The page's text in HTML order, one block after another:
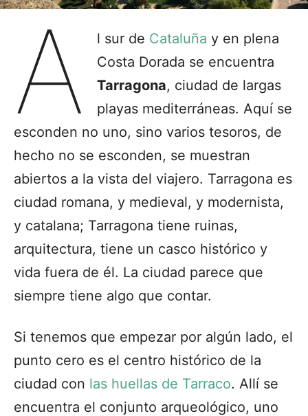
A l sur de Cataluña y en plena
Costa Dorada se encuentra
Tarragona, ciudad de largas
playas mediterráneas. Aquí se
esconden no uno, sino varios tesoros, de
hecho no se esconden, se muestran
abiertos a la vista del viajero. Tarragona es
ciudad romana, y medieval, y modernista,
y catalana; Tarragona tiene ruinas,
arquitectura, tiene un casco histórico y
vida fuera de él. La ciudad parece que
siempre tiene algo que contar.
Si tenemos que empezar por algún lado, el
punto cero es el centro histórico de la
ciudad con las huellas de Tarraco. Allí se
encuentra el conjunto arqueológico, uno